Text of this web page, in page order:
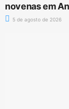
novenas em
5 de agosto de 2026